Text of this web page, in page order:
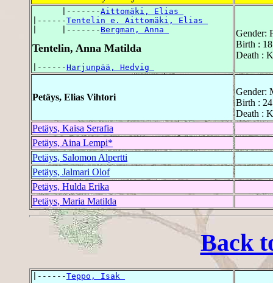
      |-------
Aittomäki, Elias
|------Tentelin e. Aittomäki, Elias
|     |------- Bergman, Anna
Tentelin, Anna Matilda
|------Harjunpää, Hedvig
Gender:
Birth : 18
Death :
Petäys, Elias Vihtori
Gender:
Birth :
Death :
Petäys, Kaisa Serafia
Petäys, Aina Lempi*
Petäys, Salomon Alpertti
Petäys, Jalmari Olof
Petäys, Hulda Erika
Petäys, Maria Matilda
Back
|------Teppo, Isak